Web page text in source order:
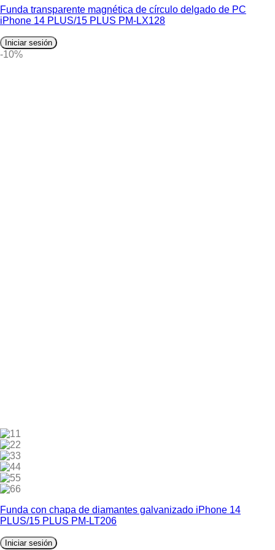
Funda transparente magnética de círculo delgado de PC
iPhone 14 PLUS/15 PLUS PM-LX128
Iniciar sesión
-10%
1
2
3
4
5
6
Funda con chapa de diamantes galvanizado iPhone 14
PLUS/15 PLUS PM-LT206
Iniciar sesión